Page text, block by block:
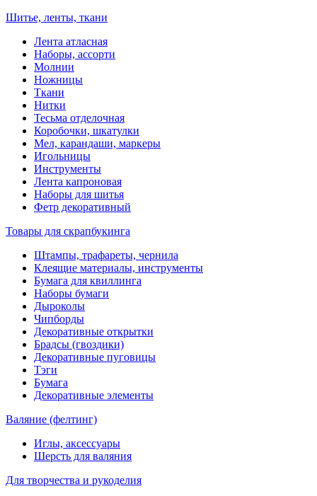
Шитье, ленты, ткани
Лента атласная
Наборы, ассорти
Молнии
Ножницы
Ткани
Нитки
Тесьма отделочная
Коробочки, шкатулки
Мел, карандаши, маркеры
Игольницы
Инструменты
Лента капроновая
Наборы для шитья
Фетр декоративный
Товары для скрапбукинга
Штампы, трафареты, чернила
Клеящие материалы, инструменты
Бумага для квиллинга
Наборы бумаги
Дыроколы
Чипборды
Декоративные открытки
Брадсы (гвоздики)
Декоративные пуговицы
Тэги
Бумага
Декоративные элементы
Валяние (фелтинг)
Иглы, аксессуары
Шерсть для валяния
Для творчества и рукоделия